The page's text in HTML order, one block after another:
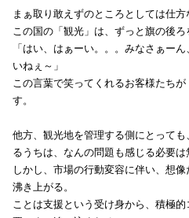
まぁ取り敢えずのところとしては仕方
この国の「観光」は、ずっと旗の後ろ
「はい、はぁーい。。。みなさぁー
いねぇ～」
この言葉で笑ってくれるお客様たち
す。
他方、観光地を管理する側にとって
るうちは、なんの問題も感じる必要は
しかし、市場の行動変容に伴い、想
沸き上がる。
ことは支援という受け身から、積極